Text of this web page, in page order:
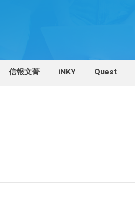
信報文菁 iNKY Quest